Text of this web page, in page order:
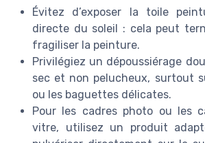
Évitez d’exposer la toile
directe du soleil : cela peut
fragiliser la peinture.
Privilégiez un dépoussiérage
sec et non pelucheux, surtout
ou les baguettes délicates.
Pour les cadres photo ou les
vitre, utilisez un produit